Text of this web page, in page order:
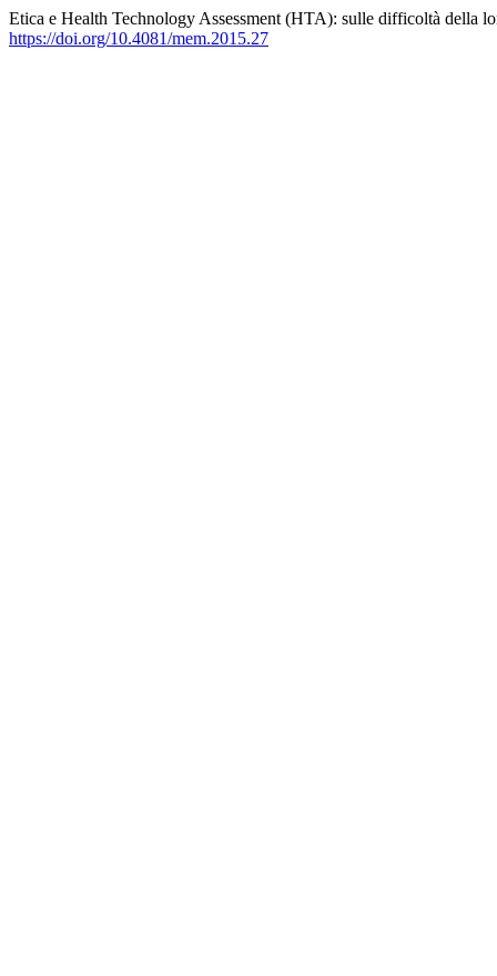
Etica e Health Technology Assessment (HTA): sulle difficoltà della
https://doi.org/10.4081/mem.2015.27